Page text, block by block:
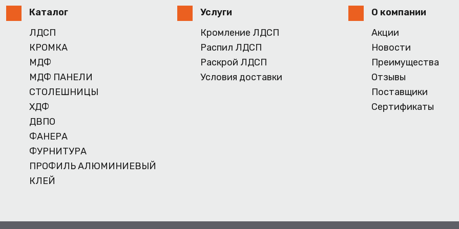
Каталог
ЛДСП
КРОМКА
МДФ
МДФ ПАНЕЛИ
СТОЛЕШНИЦЫ
ХДФ
ДВПО
ФАНЕРА
ФУРНИТУРА
ПРОФИЛЬ АЛЮМИНИЕВЫЙ
КЛЕЙ
Услуги
Кромление ЛДСП
Распил ЛДСП
Раскрой ЛДСП
Условия доставки
О компании
Акции
Новости
Преимущества
Отзывы
Поставщики
Сертификаты